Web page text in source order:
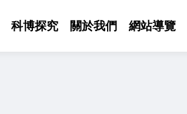
科博探究 關於我們 網站導覽